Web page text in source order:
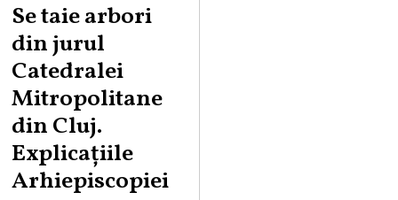
Se taie arbori
din jurul
Catedralei
Mitropolitane
din Cluj.
Explicațiile
Arhiepiscopiei